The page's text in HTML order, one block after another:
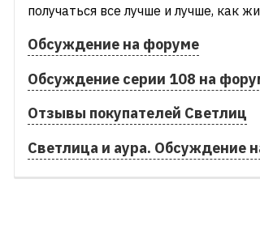
получаться все лучше и лучше, как
Обсуждение на форуме
Обсуждение серии 108 на
Отзывы покупателей Светлиц
Светлица и аура. Обсуждение